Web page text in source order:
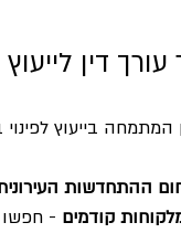
דין לייעוץ
המתמחה בייעוץ
ההתחדשות
קודמים - חפשו